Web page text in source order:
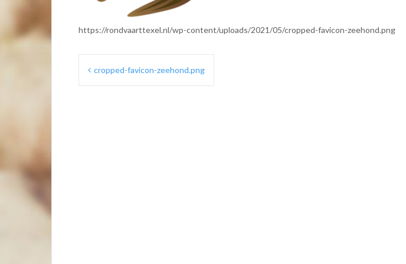
https://rondvaarttexel.nl/wp-content/uploads/2021/05/cropped-favicon-zeehond.png
Bericht
navigatie
cropped-favicon-zeehond.png